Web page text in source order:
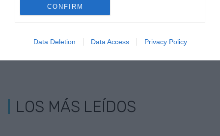
CONFIRM
Data Deletion Data Access Privacy Policy
LOS MÁS LEÍDOS